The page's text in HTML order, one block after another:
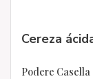
Cereza
Podere